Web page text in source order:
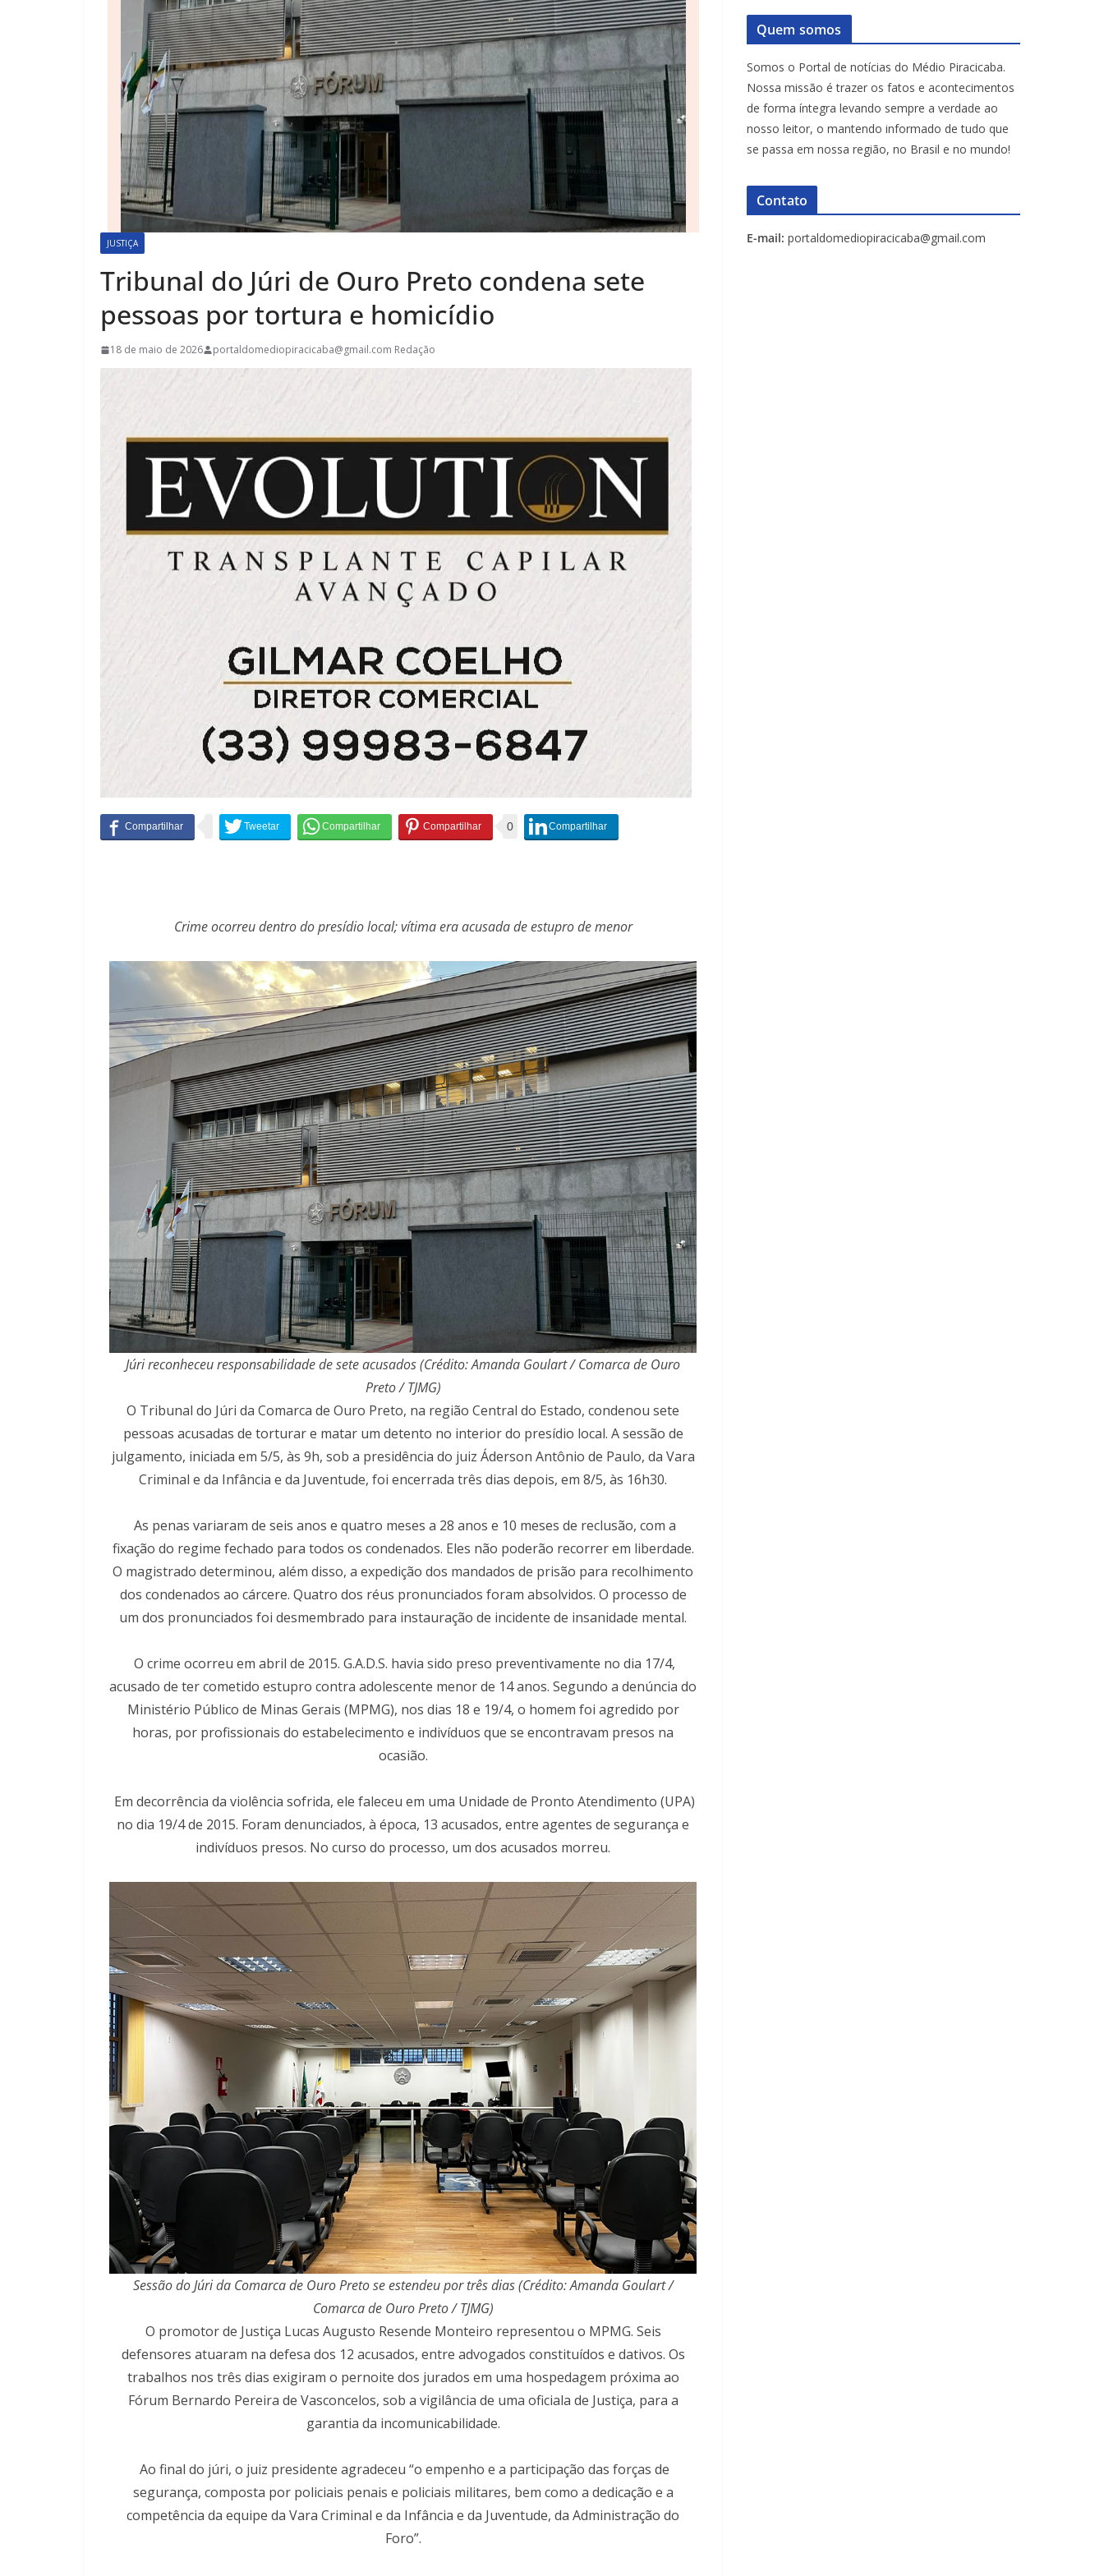
JUSTIÇA
Tribunal do Júri de Ouro Preto condena sete
pessoas por tortura e homicídio
18 de maio de 2026 portaldomediopiracicaba@gmail.com Redação
0
Crime ocorreu dentro do presídio local; vítima era acusada de estupro de menor
Júri reconheceu responsabilidade de sete acusados (Crédito: Amanda Goulart / Comarca de Ouro
Preto / TJMG)
O Tribunal do Júri da Comarca de Ouro Preto, na região Central do Estado, condenou sete
pessoas acusadas de torturar e matar um detento no interior do presídio local. A sessão de
julgamento, iniciada em 5/5, às 9h, sob a presidência do juiz Áderson Antônio de Paulo, da Vara
Criminal e da Infância e da Juventude, foi encerrada três dias depois, em 8/5, às 16h30.
As penas variaram de seis anos e quatro meses a 28 anos e 10 meses de reclusão, com a
fixação do regime fechado para todos os condenados. Eles não poderão recorrer em liberdade.
O magistrado determinou, além disso, a expedição dos mandados de prisão para recolhimento
dos condenados ao cárcere. Quatro dos réus pronunciados foram absolvidos. O processo de
um dos pronunciados foi desmembrado para instauração de incidente de insanidade mental.
O crime ocorreu em abril de 2015. G.A.D.S. havia sido preso preventivamente no dia 17/4,
acusado de ter cometido estupro contra adolescente menor de 14 anos. Segundo a denúncia do
Ministério Público de Minas Gerais (MPMG), nos dias 18 e 19/4, o homem foi agredido por
horas, por profissionais do estabelecimento e indivíduos que se encontravam presos na
ocasião.
Em decorrência da violência sofrida, ele faleceu em uma Unidade de Pronto Atendimento (UPA)
no dia 19/4 de 2015. Foram denunciados, à época, 13 acusados, entre agentes de segurança e
indivíduos presos. No curso do processo, um dos acusados morreu.
Sessão do Júri da Comarca de Ouro Preto se estendeu por três dias (Crédito: Amanda Goulart /
Comarca de Ouro Preto / TJMG)
O promotor de Justiça Lucas Augusto Resende Monteiro representou o MPMG. Seis
defensores atuaram na defesa dos 12 acusados, entre advogados constituídos e dativos. Os
trabalhos nos três dias exigiram o pernoite dos jurados em uma hospedagem próxima ao
Fórum Bernardo Pereira de Vasconcelos, sob a vigilância de uma oficiala de Justiça, para a
garantia da incomunicabilidade.
Ao final do júri, o juiz presidente agradeceu “o empenho e a participação das forças de
segurança, composta por policiais penais e policiais militares, bem como a dedicação e a
competência da equipe da Vara Criminal e da Infância e da Juventude, da Administração do
Foro”.
Quem somos
Somos o Portal de notícias do Médio Piracicaba.
Nossa missão é trazer os fatos e acontecimentos
de forma íntegra levando sempre a verdade ao
nosso leitor, o mantendo informado de tudo que
se passa em nossa região, no Brasil e no mundo!
Contato
E-mail: portaldomediopiracicaba@gmail.com